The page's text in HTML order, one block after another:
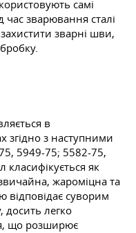
самі
час зварювання сталі
зварні шви,
в
згідно з наступними
5949-75; 5582-75,
як
жароміцна та
відповідає суворим
досить легко
що розширює